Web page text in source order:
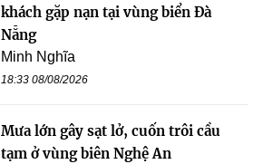
khách gặp nạn tại vùng biển Đà
Nẵng
Minh Nghĩa
18:33 08/08/2026
Mưa lớn gây sạt lở, cuốn trôi cầu
tạm ở vùng biên Nghệ An